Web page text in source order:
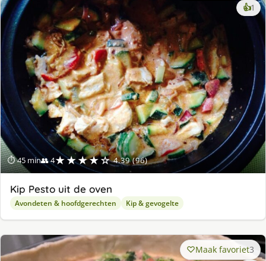
⏱ 45 min👥 4★★★★☆ 4.39 (96)
👍1
Kip Pesto uit de oven
Avondeten & hoofdgerechten Kip & gevogelte
Maak favoriet3